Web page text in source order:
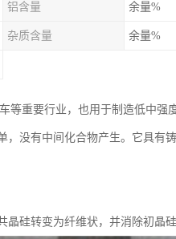
铝含量 余量%
杂质含量 余量%
重要行业，也用于制造低中强
没有中间化合物产生。它具有
硅转变为纤维状，并消除初晶